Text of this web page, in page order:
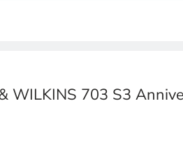
WILKINS 703 S3